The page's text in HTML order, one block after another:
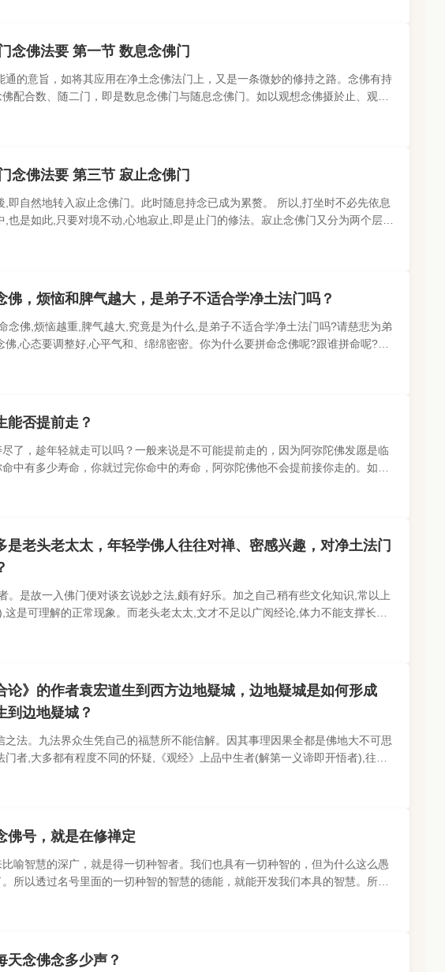
念佛法要 第一节 数息念佛门
的意旨，如将其应用在净土念佛法门上，又是一条微妙的修持之路。念佛有持
配合数、随二门，即是数息念佛门与随息念佛门。如以观想念佛摄於止、观二
念佛法要 第三节 寂止念佛门
即自然地转入寂止念佛门。此时随息持念已成为累赘。 所以,打坐时不必先依息
也是如此,只要对境不动,心地寂止,即是止门的修法。寂止念佛门又分为两个层
佛，烦恼和脾气越大，是弟子不适合学净土法门吗？
念佛,烦恼越重,脾气越大,究竟是为什么,是弟子不适合学净土法门吗?请慈悲为弟
,心态要调整好,心平气和、绵绵密密。你为什么要拼命念佛呢?跟谁拼命呢?这
能否提前走？
了，趁年轻就走可以吗？一般来说是不可能提前走的，因为阿弥陀佛发愿是临
中有多少寿命，你就过完你命中的寿命，阿弥陀佛他不会提前接你走的。如果
是老头老太太，年轻学佛人往往对禅、密感兴趣，对净土法门
。是故一入佛门便对谈玄说妙之法,颇有好乐。加之自己稍有些文化知识,常以上
是可理解的正常现象。而老头老太太,文才不足以广阅经论,体力不能支撑长久
论》的作者袁宏道生到西方边地疑城，边地疑城是如何形成
到边地疑城？
法。九法界众生凭自己的福慧所不能信解。因其事理因果全都是佛地大不可思
者,大多都有程度不同的怀疑,《观经》上品中生者(解第一义谛即开悟者),往生
佛号，就是在修禅定
喻智慧的深广，就是得一切种智者。我们也具有一切种智的，但为什么这么愚
所以透过名号里面的一切种智的智慧的德能，就能开发我们本具的智慧。所以
天念佛念多少声？